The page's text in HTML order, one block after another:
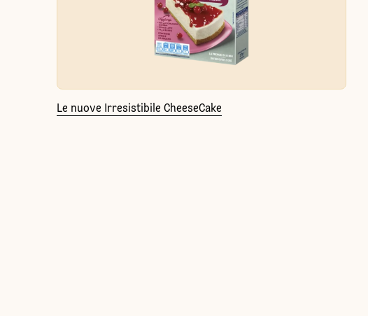
Le nuove Irresistibile CheeseCake